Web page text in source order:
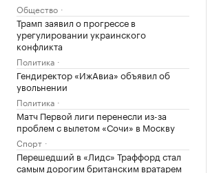
Общество
Трамп заявил о прогрессе в
урегулировании украинского
конфликта
Политика
Гендиректор «ИжАвиа» объявил об
увольнении
Политика
Матч Первой лиги перенесли из-за
проблем с вылетом «Сочи» в Москву
Спорт
Перешедший в «Лидс» Траффорд стал
самым дорогим британским вратарем